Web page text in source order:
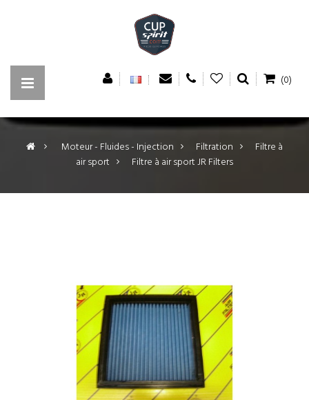
(0)
> Moteur - Fluides - Injection > Filtration >
Filtre à
air sport > Filtre à air sport JR Filters